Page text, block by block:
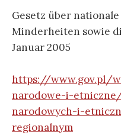
Gesetz über
Minderheiten sowie
Januar 2005
https://www.gov.pl/
narodowe-i-
narodowych-i-
regionalnym